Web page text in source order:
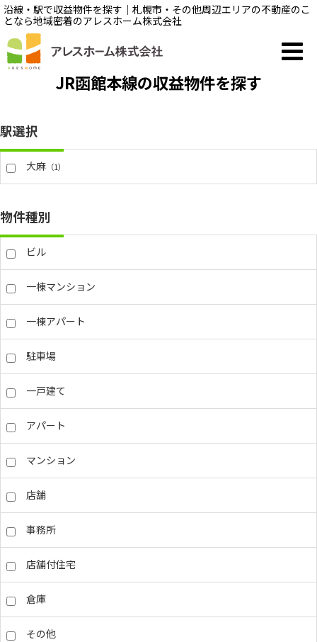
沿線・駅で収益物件を探す｜札幌市・その他周辺エリアの不動産のこ
となら地域密着のアレスホーム株式会社
JR函館本線の収益物件を探す
駅選択
大麻 （1）
物件種別
ビル
一棟マンション
一棟アパート
駐車場
一戸建て
アパート
マンション
店舗
事務所
店舗付住宅
倉庫
その他